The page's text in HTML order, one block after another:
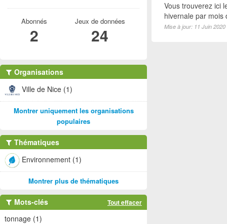
Vous trouverez ici
hivernale par
Mise à jour: 11 Juin 2020
Abonnés
2
Jeux de données
24
Organisations
Ville de Nice (1)
Montrer uniquement les organisations
populaires
Thématiques
Environnement (1)
Montrer plus de thématiques
Mots-clés Tout effacer
tonnage (1)